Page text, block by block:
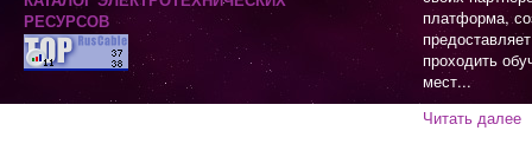
платформа,
проходить
мест...
Читать далее